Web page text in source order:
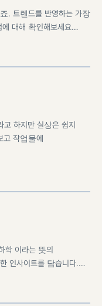
. 트렌드를 반영하는 가장
대해 확인해보세요…
하지만 실상은 쉽지
고 작업물에
학 이라는 뜻의
인사이트를 담습니다.…